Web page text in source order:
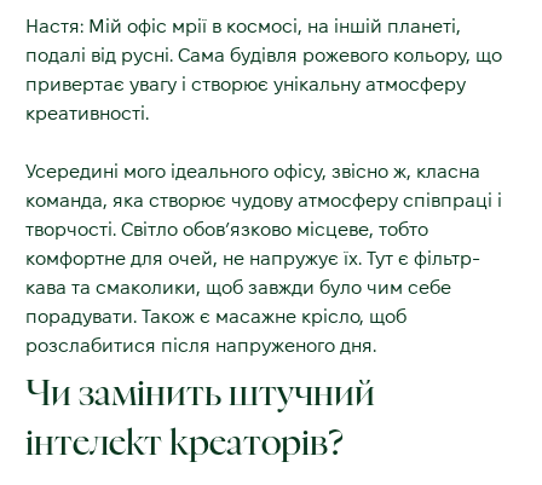
Настя: Мій офіс мрії в космосі, на іншій планеті,
подалі від русні. Сама будівля рожевого кольору, що
привертає увагу і створює унікальну атмосферу
креативності.
Усередині мого ідеального офісу, звісно ж, класна
команда, яка створює чудову атмосферу співпраці і
творчості. Світло обов’язково місцеве, тобто
комфортне для очей, не напружує їх. Тут є фільтр-
кава та смаколики, щоб завжди було чим себе
порадувати. Також є масажне крісло, щоб
розслабитися після напруженого дня.
Чи замінить штучний
інтелект креаторів?